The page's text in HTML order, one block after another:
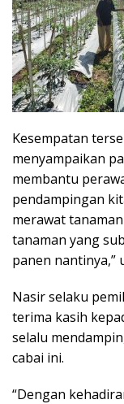
Kesempatan
menyampaikan
membantu
pendampingan
merawat
tanaman yang
panen nantinya,”
Nasir selaku
terima kasih
selalu
cabai ini.
“Dengan